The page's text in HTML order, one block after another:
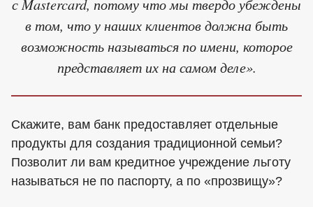
в том, что у наших клиентов должна быть
возможность называться по имени, которое
представляет их на самом деле».
Скажите, вам банк предоставляет отдельные
продукты для создания традиционной семьи?
Позволит ли вам кредитное учреждение льготу
называться не по паспорту, а по «прозвищу»?